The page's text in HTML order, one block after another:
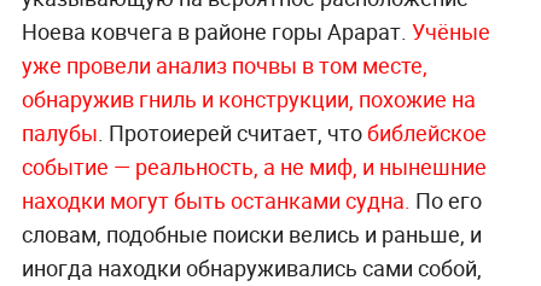
Ноева ковчега в районе горы Арарат. Учёные
уже провели анализ почвы в том месте,
обнаружив гниль и конструкции, похожие на
палубы. Протоиерей считает, чтобиблейское
событие — реальность, а не миф, и нынешние
находки могут быть останками судна. По его
словам, подобные поиски велись и раньше, и
иногда находки обнаруживались сами собой,